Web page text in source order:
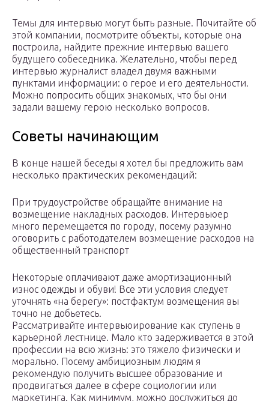
Темы для интервью могут быть разные. Почитайте об
этой компании, посмотрите объекты, которые она
построила, найдите прежние интервью вашего
будущего собеседника. Желательно, чтобы перед
интервью журналист владел двумя важными
пунктами информации: о герое и его деятельности.
Можно попросить общих знакомых, что бы они
задали вашему герою несколько вопросов.
Советы начинающим
В конце нашей беседы я хотел бы предложить вам
несколько практических рекомендаций:
При трудоустройстве обращайте внимание на
возмещение накладных расходов. Интервьюер
много перемещается по городу, посему разумно
оговорить с работодателем возмещение расходов на
общественный транспорт
Некоторые оплачивают даже амортизационный
износ одежды и обуви! Все эти условия следует
уточнять «на берегу»: постфактум возмещения вы
точно не добьетесь.
Рассматривайте интервьюирование как ступень в
карьерной лестнице. Мало кто задерживается в этой
профессии на всю жизнь: это тяжело физически и
морально. Посему амбициозным людям я
рекомендую получить высшее образование и
продвигаться далее в сфере социологии или
маркетинга. Как минимум, можно дослужиться до